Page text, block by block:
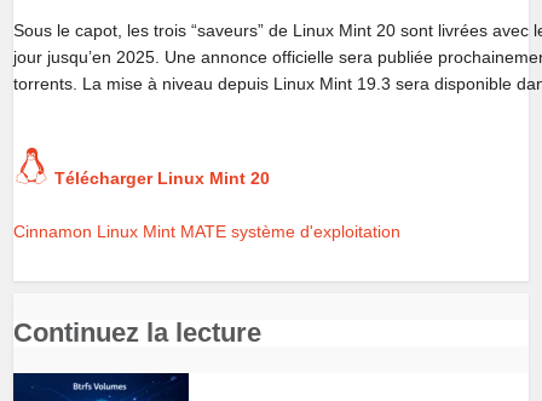
Sous le capot, les trois “saveurs” de Linux Mint 20 sont livrées
jour jusqu’en 2025. Une annonce officielle sera publiée
torrents. La mise à niveau depuis Linux Mint 19.3 sera disponible
Télécharger Linux Mint 20
Cinnamon Linux Mint MATE système d'exploitation
Continuez la lecture